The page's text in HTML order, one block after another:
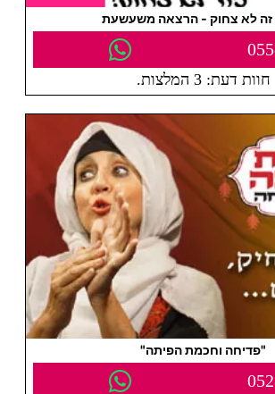
זה לא צחוק - הרצאה משעשעת
חוות דעת: 3 המלצות.
"פדיחה וחכמת הפיתה"